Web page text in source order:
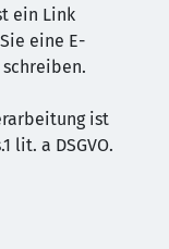
ein Link
eine E-
schreiben.
ist
lit. a DSGVO.